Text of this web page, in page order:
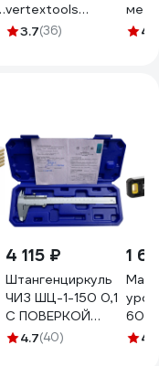
vertextools
алюминий, 300мм
3.7(36) 4.7
4 115 ₽
Штангенциркуль
ЧИЗ ШЦ-1-150 0,1
С ПОВЕРКОЙ
(ГРСИ № 93922-
4.7(40)
1
4.6